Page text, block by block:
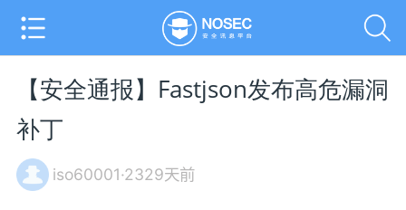
【安全通报】Fastjson发布高危漏洞
补丁
iso60001·2329天前